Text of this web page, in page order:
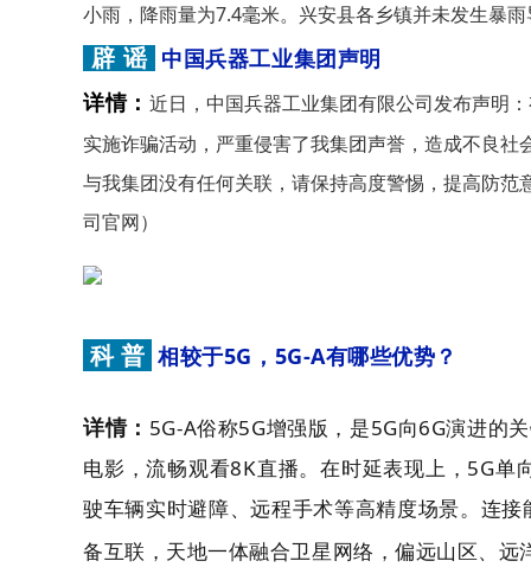
小雨，降雨量为7.4毫米。兴安县各乡镇并未发生暴
辟 谣 中国兵器工业集团声明
详情： 近日，中国兵器工业集团有限公司发布声明
实施诈骗活动，严重侵害了我集团声誉，造成不良
与我集团没有任何关联，请保持高度警惕，提高防
司官网）
科 普 相较于5G，5G-A有哪些优势？
详情： 5G-A俗称5G增强版，是5G向6G演进的
电影，流畅观看8K直播。在时延表现上，5G
驶车辆实时避障、远程手术等高精度场景。连
备互联，天地一体融合卫星网络，偏远山区、